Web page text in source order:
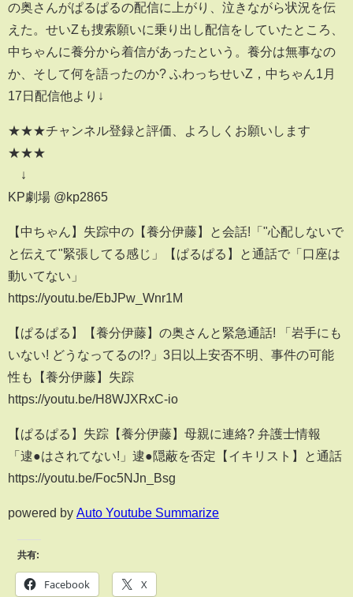
の奥さんがぱるぱるの配信に上がり、泣きながら状況を伝
えた。せいZも捜索願いに乗り出し配信をしていたところ、
中ちゃんに養分から着信があったという。養分は無事なの
か、そして何を語ったのか? ふわっちせいZ，中ちゃん1月
17日配信他より↓
★★★チャンネル登録と評価、よろしくお願いします
★★★
↓
KP劇場 @kp2865
【中ちゃん】失踪中の【養分伊藤】と会話!「"心配しないで
と伝えて"緊張してる感じ」【ぱるぱる】と通話で「口座は
動いてない」
https://youtu.be/EbJPw_Wnr1M
【ぱるぱる】【養分伊藤】の奥さんと緊急通話! 「岩手にも
いない! どうなってるの!?」3日以上安否不明、事件の可能
性も【養分伊藤】失踪
https://youtu.be/H8WJXRxC-io
【ぱるぱる】失踪【養分伊藤】母親に連絡? 弁護士情報
「逮●はされてない!」逮●隠蔽を否定【イキリスト】と通話
https://youtu.be/Foc5NJn_Bsg
powered by Auto Youtube Summarize
共有:
Facebook X